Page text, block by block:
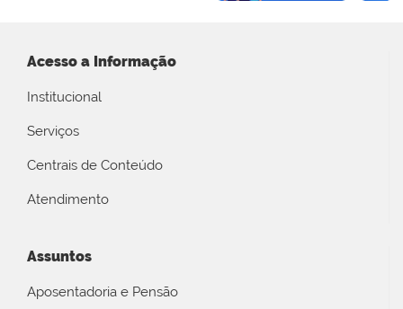
Acesso a Informação
Institucional
Serviços
Centrais de Conteúdo
Atendimento
Assuntos
Aposentadoria e Pensão